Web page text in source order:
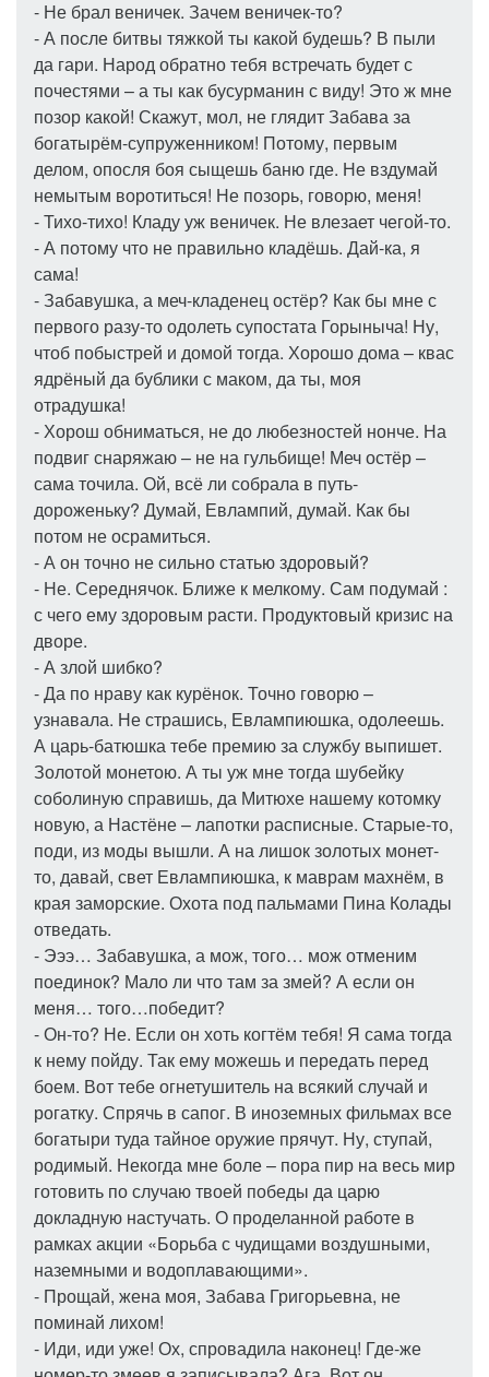
- Не брал веничек. Зачем веничек-то?
- А после битвы тяжкой ты какой будешь? В пыли
да гари. Народ обратно тебя встречать будет с
почестями – а ты как бусурманин с виду! Это ж мне
позор какой! Скажут, мол, не глядит Забава за
богатырём-супруженником! Потому, первым
делом, опосля боя сыщешь баню где. Не вздумай
немытым воротиться! Не позорь, говорю, меня!
- Тихо-тихо! Кладу уж веничек. Не влезает чегой-то.
- А потому что не правильно кладёшь. Дай-ка, я
сама!
- Забавушка, а меч-кладенец остёр? Как бы мне с
первого разу-то одолеть супостата Горыныча! Ну,
чтоб побыстрей и домой тогда. Хорошо дома – квас
ядрёный да бублики с маком, да ты, моя
отрадушка!
- Хорош обниматься, не до любезностей нонче. На
подвиг снаряжаю – не на гульбище! Меч остёр –
сама точила. Ой, всё ли собрала в путь-
дороженьку? Думай, Евлампий, думай. Как бы
потом не осрамиться.
- А он точно не сильно статью здоровый?
- Не. Середнячок. Ближе к мелкому. Сам подумай :
с чего ему здоровым расти. Продуктовый кризис на
дворе.
- А злой шибко?
- Да по нраву как курёнок. Точно говорю –
узнавала. Не страшись, Евлампиюшка, одолеешь.
А царь-батюшка тебе премию за службу выпишет.
Золотой монетою. А ты уж мне тогда шубейку
соболиную справишь, да Митюхе нашему котомку
новую, а Настёне – лапотки расписные. Старые-то,
поди, из моды вышли. А на лишок золотых монет-
то, давай, свет Евлампиюшка, к маврам махнём, в
края заморские. Охота под пальмами Пина Колады
отведать.
- Эээ… Забавушка, а мож, того… мож отменим
поединок? Мало ли что там за змей? А если он
меня… того…победит?
- Он-то? Не. Если он хоть когтём тебя! Я сама тогда
к нему пойду. Так ему можешь и передать перед
боем. Вот тебе огнетушитель на всякий случай и
рогатку. Спрячь в сапог. В иноземных фильмах все
богатыри туда тайное оружие прячут. Ну, ступай,
родимый. Некогда мне боле – пора пир на весь мир
готовить по случаю твоей победы да царю
докладную настучать. О проделанной работе в
рамках акции «Борьба с чудищами воздушными,
наземными и водоплавающими».
- Прощай, жена моя, Забава Григорьевна, не
поминай лихом!
- Иди, иди уже! Ох, спровадила наконец! Где-же